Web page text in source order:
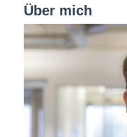
Über mich